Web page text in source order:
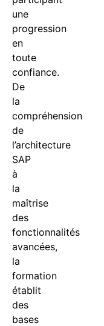
une
progression
en
toute
confiance.
De
la
compréhension
de
l’architecture
SAP
à
la
maîtrise
des
fonctionnalités
avancées,
la
formation
établit
des
bases